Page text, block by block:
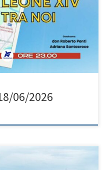
Lodigiano, prevista
dal titolo evocativo:
06/2026